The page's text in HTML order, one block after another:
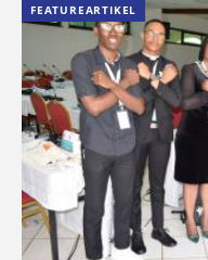
FEATUREARTIKEL